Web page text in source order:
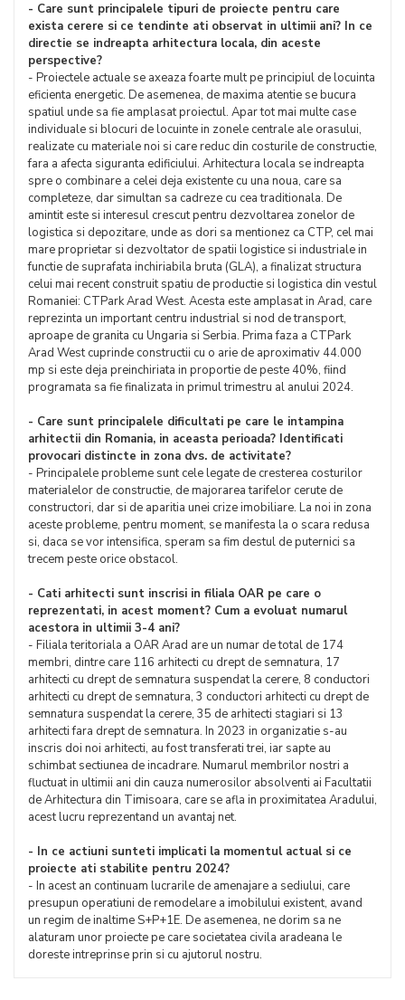
- Care sunt principalele tipuri de proiecte pentru care
exista cerere si ce tendinte ati observat in ultimii ani? In ce
directie se indreapta arhitectura locala, din aceste
perspective?
- Proiectele actuale se axeaza foarte mult pe principiul de locuinta
eficienta energetic. De asemenea, de maxima atentie se bucura
spatiul unde sa fie amplasat proiectul. Apar tot mai multe case
individuale si blocuri de locuinte in zonele centrale ale orasului,
realizate cu materiale noi si care reduc din costurile de constructie,
fara a afecta siguranta edificiului. Arhitectura locala se indreapta
spre o combinare a celei deja existente cu una noua, care sa
completeze, dar simultan sa cadreze cu cea traditionala. De
amintit este si interesul crescut pentru dezvoltarea zonelor de
logistica si depozitare, unde as dori sa mentionez ca CTP, cel mai
mare proprietar si dezvoltator de spatii logistice si industriale in
functie de suprafata inchiriabila bruta (GLA), a finalizat structura
celui mai recent construit spatiu de productie si logistica din vestul
Romaniei: CTPark Arad West. Acesta este amplasat in Arad, care
reprezinta un important centru industrial si nod de transport,
aproape de granita cu Ungaria si Serbia. Prima faza a CTPark
Arad West cuprinde constructii cu o arie de aproximativ 44.000
mp si este deja preinchiriata in proportie de peste 40%, fiind
programata sa fie finalizata in primul trimestru al anului 2024.
- Care sunt principalele dificultati pe care le intampina
arhitectii din Romania, in aceasta perioada? Identificati
provocari distincte in zona dvs. de activitate?
- Principalele probleme sunt cele legate de cresterea costurilor
materialelor de constructie, de majorarea tarifelor cerute de
constructori, dar si de aparitia unei crize imobiliare. La noi in zona
aceste probleme, pentru moment, se manifesta la o scara redusa
si, daca se vor intensifica, speram sa fim destul de puternici sa
trecem peste orice obstacol.
- Cati arhitecti sunt inscrisi in filiala OAR pe care o
reprezentati, in acest moment? Cum a evoluat numarul
acestora in ultimii 3-4 ani?
- Filiala teritoriala a OAR Arad are un numar de total de 174
membri, dintre care 116 arhitecti cu drept de semnatura, 17
arhitecti cu drept de semnatura suspendat la cerere, 8 conductori
arhitecti cu drept de semnatura, 3 conductori arhitecti cu drept de
semnatura suspendat la cerere, 35 de arhitecti stagiari si 13
arhitecti fara drept de semnatura. In 2023 in organizatie s-au
inscris doi noi arhitecti, au fost transferati trei, iar sapte au
schimbat sectiunea de incadrare. Numarul membrilor nostri a
fluctuat in ultimii ani din cauza numerosilor absolventi ai Facultatii
de Arhitectura din Timisoara, care se afla in proximitatea Aradului,
acest lucru reprezentand un avantaj net.
- In ce actiuni sunteti implicati la momentul actual si ce
proiecte ati stabilite pentru 2024?
- In acest an continuam lucrarile de amenajare a sediului, care
presupun operatiuni de remodelare a imobilului existent, avand
un regim de inaltime S+P+1E. De asemenea, ne dorim sa ne
alaturam unor proiecte pe care societatea civila aradeana le
doreste intreprinse prin si cu ajutorul nostru.